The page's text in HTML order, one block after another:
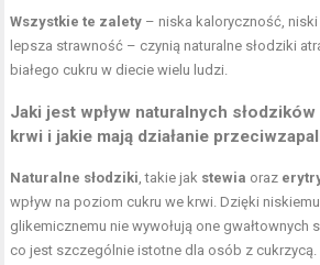
Wszystkie te zalety – niska kaloryczność,
lepsza strawność – czynią naturalne słodziki
białego cukru w diecie wielu ludzi.
Jaki jest wpływ naturalnych
krwi i jakie mają działanie
Naturalne słodziki, takie jak stewia oraz
wpływ na poziom cukru we krwi. Dzięki
glikemicznemu nie wywołują one gwałtownych
co jest szczególnie istotne dla osób z cukrzycą.